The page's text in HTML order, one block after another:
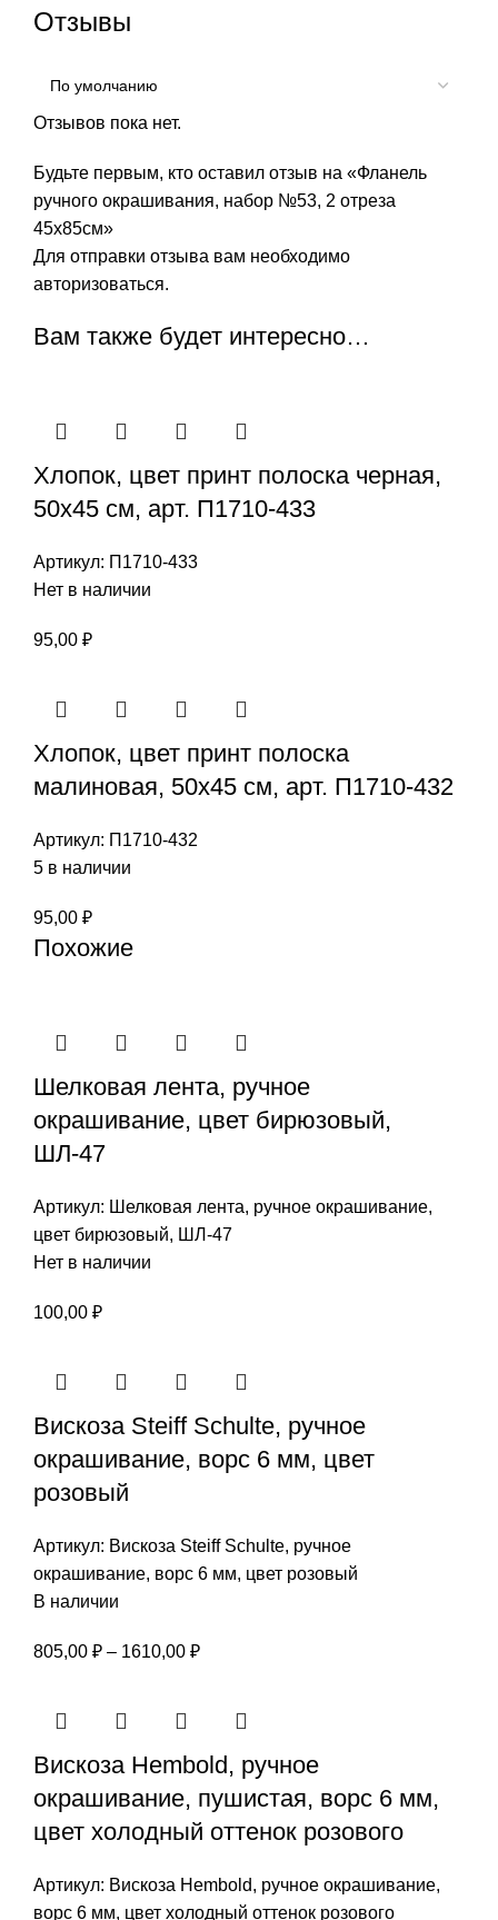
Отзывы
Отзывов пока нет.
Будьте первым, кто оставил отзыв на «Фланель
ручного окрашивания, набор №53, 2 отреза
45х85см»
Для отправки отзыва вам необходимо
авторизоваться.
Вам также будет интересно…
Хлопок, цвет принт полоска черная,
50х45 см, арт. П1710-433
Артикул: П1710-433
Нет в наличии
95,00 ₽
Хлопок, цвет принт полоска
малиновая, 50х45 см, арт. П1710-432
Артикул: П1710-432
5 в наличии
95,00 ₽
Похожие
Шелковая лента, ручное
окрашивание, цвет бирюзовый,
ШЛ-47
Артикул: Шелковая лента, ручное окрашивание,
цвет бирюзовый, ШЛ-47
Нет в наличии
100,00 ₽
Вискоза Steiff Schulte, ручное
окрашивание, ворс 6 мм, цвет
розовый
Артикул: Вискоза Steiff Schulte, ручное
окрашивание, ворс 6 мм, цвет розовый
В наличии
805,00 ₽ – 1610,00 ₽Диапазон
1610,00 ₽
Вискоза Hembold, ручное
окрашивание, пушистая, ворс 6 мм,
цвет холодный оттенок розового
Артикул: Вискоза Hembold, ручное окрашивание,
ворс 6 мм, цвет холодный оттенок розового